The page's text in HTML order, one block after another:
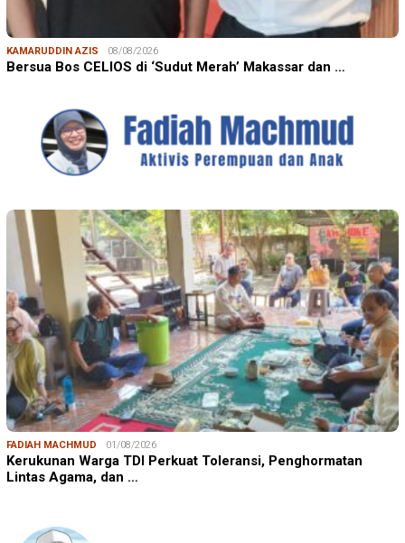
KAMARUDDIN AZIS 08/08/2026
Bersua Bos CELIOS di ‘Sudut Merah’ Makassar dan …
FADIAH MACHMUD 01/08/2026
Kerukunan Warga TDI Perkuat Toleransi, Penghormatan
Lintas Agama, dan …